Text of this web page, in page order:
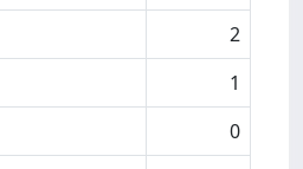
2
1
0